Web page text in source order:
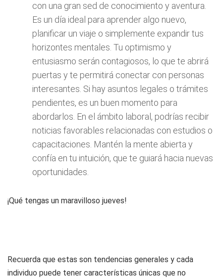
con una gran sed de conocimiento y aventura.
Es un día ideal para aprender algo nuevo,
planificar un viaje o simplemente expandir tus
horizontes mentales. Tu optimismo y
entusiasmo serán contagiosos, lo que te abrirá
puertas y te permitirá conectar con personas
interesantes. Si hay asuntos legales o trámites
pendientes, es un buen momento para
abordarlos. En el ámbito laboral, podrías recibir
noticias favorables relacionadas con estudios o
capacitaciones. Mantén la mente abierta y
confía en tu intuición, que te guiará hacia nuevas
oportunidades.
¡Qué tengas un maravilloso jueves!
Recuerda que estas son tendencias generales y cada
individuo puede tener características únicas que no